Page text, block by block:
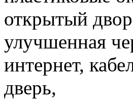
открытый
улучшенная
интернет,
дверь,